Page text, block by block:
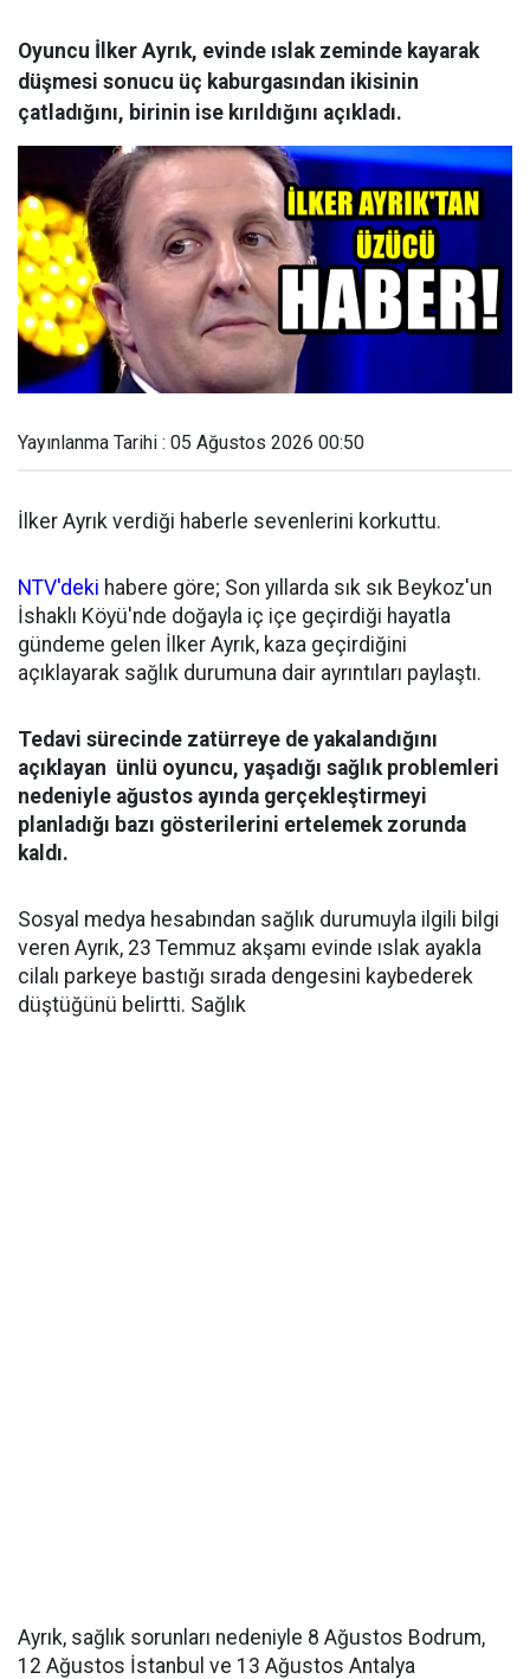
Oyuncu İlker Ayrık, evinde ıslak zeminde kayarak
düşmesi sonucu üç kaburgasından ikisinin
çatladığını, birinin ise kırıldığını açıkladı.
Yayınlanma Tarihi : 05 Ağustos 2026 00:50
İlker Ayrık verdiği haberle sevenlerini korkuttu.
NTV'deki habere göre; Son yıllarda sık sık Beykoz'un
İshaklı Köyü'nde doğayla iç içe geçirdiği hayatla
gündeme gelen İlker Ayrık, kaza geçirdiğini
açıklayarak sağlık durumuna dair ayrıntıları paylaştı.
Tedavi sürecinde zatürreye de yakalandığını
açıklayan ünlü oyuncu, yaşadığı sağlık problemleri
nedeniyle ağustos ayında gerçekleştirmeyi
planladığı bazı gösterilerini ertelemek zorunda
kaldı.
Sosyal medya hesabından sağlık durumuyla ilgili bilgi
veren Ayrık, 23 Temmuz akşamı evinde ıslak ayakla
cilalı parkeye bastığı sırada dengesini kaybederek
düştüğünü belirtti. Sağlık
Ayrık, sağlık sorunları nedeniyle 8 Ağustos Bodrum,
12 Ağustos İstanbul ve 13 Ağustos Antalya